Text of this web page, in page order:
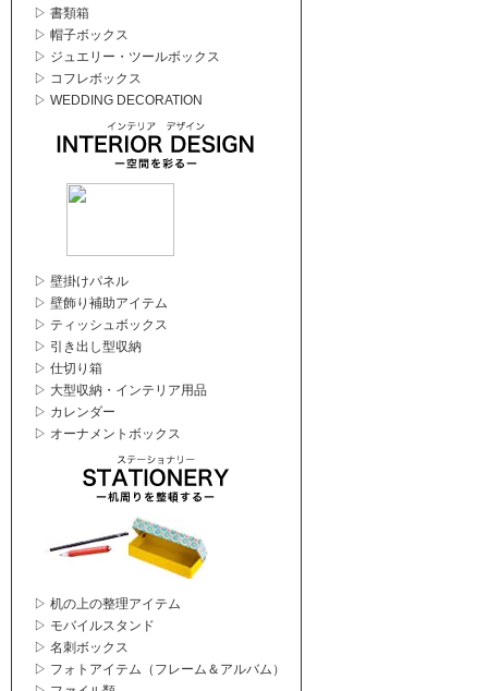
▷ 書類箱
▷ 帽子ボックス
▷ ジュエリー・ツールボックス
▷ コフレボックス
▷ WEDDING DECORATION
▷ 壁掛けパネル
▷ 壁飾り補助アイテム
▷ ティッシュボックス
▷ 引き出し型収納
▷ 仕切り箱
▷ 大型収納・インテリア用品
▷ カレンダー
▷ オーナメントボックス
▷ 机の上の整理アイテム
▷ モバイルスタンド
▷ 名刺ボックス
▷ フォトアイテム（フレーム＆アルバム）